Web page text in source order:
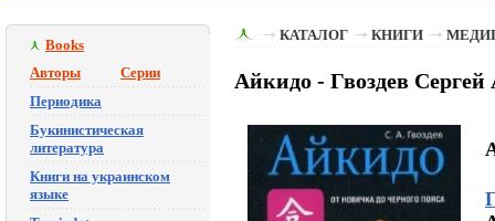
Books
Авторы
Серии
Периодика
Букинистическая
литература
Книги на украинском
языке
КАТАЛОГ КНИГИ
Айкидо - Гвоздев Сергей